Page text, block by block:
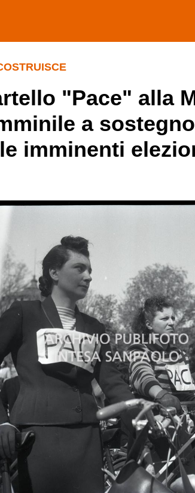
"Pace" alla
a
imminenti